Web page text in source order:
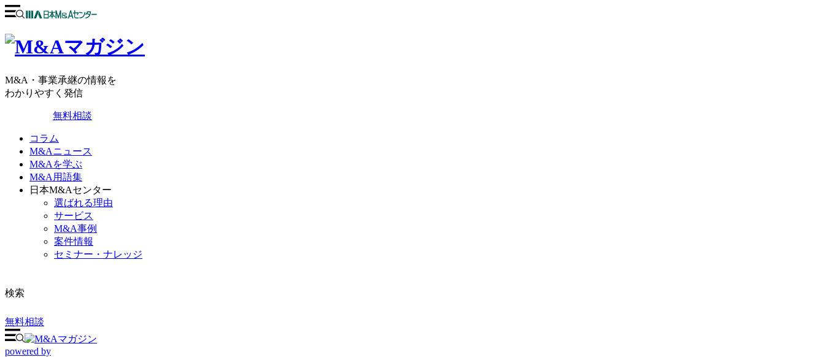
M&A・事業承継の情報を
わかりやすく発信
無料相談
コラム
M&Aニュース
M&Aを学ぶ
M&A用語集
日本M&Aセンター
選ばれる理由
サービス
M&A事例
案件情報
セミナー・ナレッジ
検索
無料相談
powered by